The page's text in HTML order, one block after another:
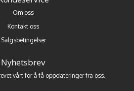
Om oss
Kontakt oss
Salgsbetingelser
Nyhetsbrev
vårt for å få oppdateringer fra oss.